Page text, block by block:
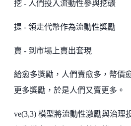
挖 - 人們投入流動性參與挖礦
提 - 領走代幣作為流動性獎勵
賣 - 到市場上賣出套現
給愈多獎勵，人們賣愈多，幣價
更多獎勵，於是人們又賣更多。
ve(3,3) 模型將流動性激勵與治理